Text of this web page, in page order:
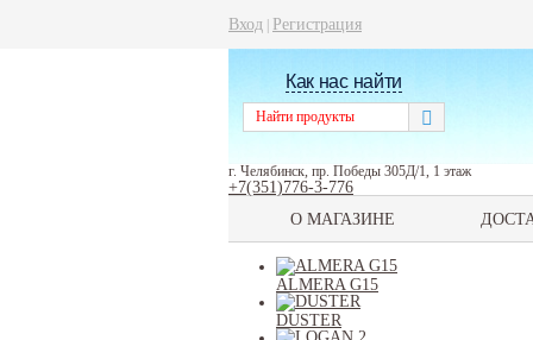
Вход Регистрация
Как нас найти
г. Челябинск, пр. Победы 305Д/1, 1 этаж
+7(351)776-3-776
О МАГАЗИНЕ
ALMERA G15
DUSTER